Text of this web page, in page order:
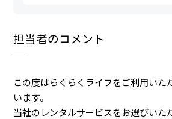
担当者のコメント
この度はらくらくライフをご利用いた
います。
当社のレンタルサービスをお選びいた